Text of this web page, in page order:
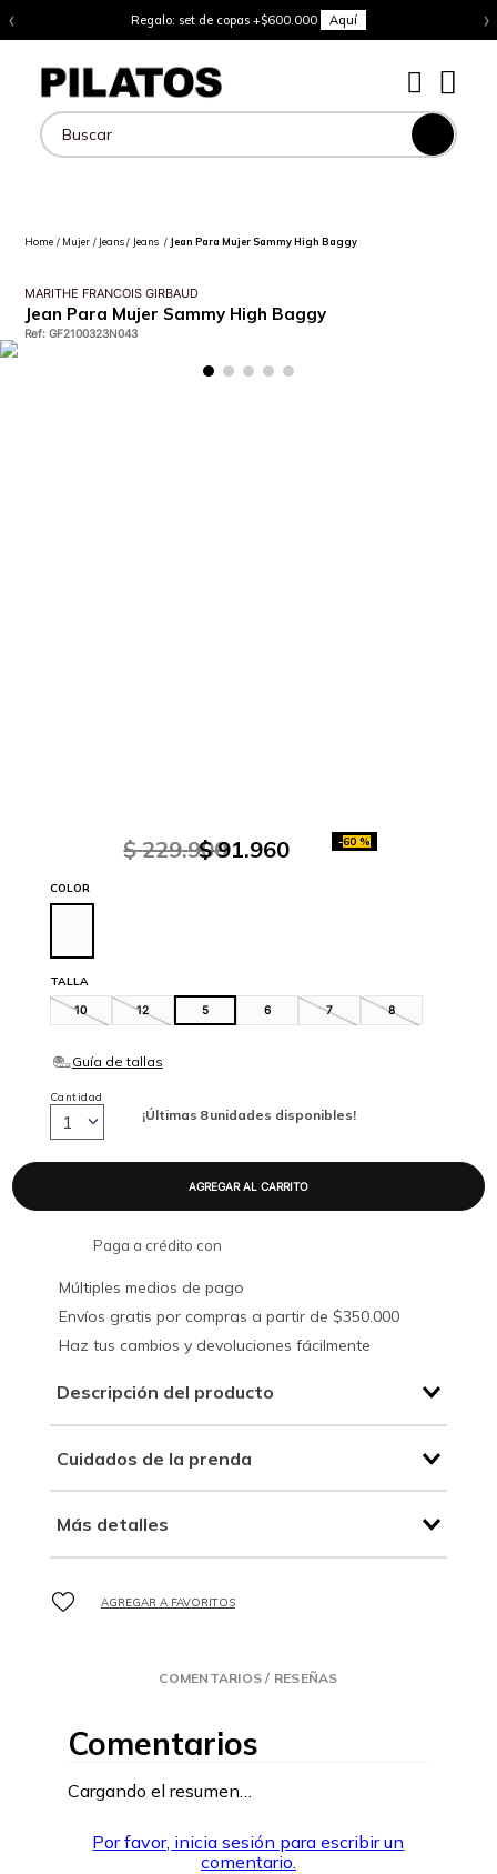
‹ Regalo: set de copas +$600.000 Aquí ›
Buscar
Mujer Jeans Jeans Jean Para Mujer Sammy High Baggy
MARITHE FRANCOIS GIRBAUD
Jean Para Mujer Sammy High Baggy
Ref:GF2100323N043
$ 229.900
$ 91.960 -60 %
TALLA
10 12 5 6 7 8
COLOR
¡Últimas 8 unidades disponibles!
Cantidad
1
Paga a crédito con
Múltiples medios de pago
Envíos gratis por compras a partir de $350.000
Haz tus cambios y devoluciones fácilmente
Descripción del producto
Cuidados de la prenda
Más detalles
COMENTARIOS / RESEÑAS
Comentarios
Cargando el resumen…
Por favor, inicia sesión para escribir un
comentario.